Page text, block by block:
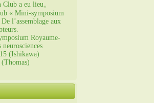
a eu lieu。
« Mini-symposium
l’assemblage aux
Royaume-
(Ishikawa)